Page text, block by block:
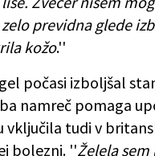
previdna glede
kožo.''
počasi izboljšal
namreč pomaga
vključila tudi v
bolezni. ''Želela